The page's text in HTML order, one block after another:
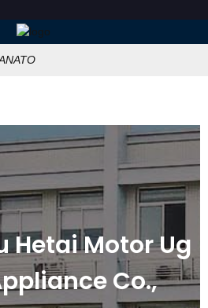
Hetai Motor Ug
Co.,